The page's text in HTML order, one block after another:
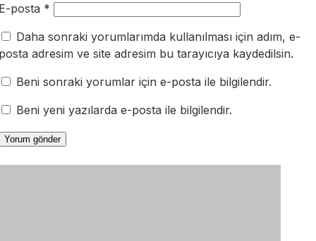
posta *
Daha sonraki yorumlarımda kullanılması için adım, e-
adresim ve site adresim bu tarayıcıya kaydedilsin.
Beni sonraki yorumlar için e-posta ile bilgilendir.
Beni yeni yazılarda e-posta ile bilgilendir.